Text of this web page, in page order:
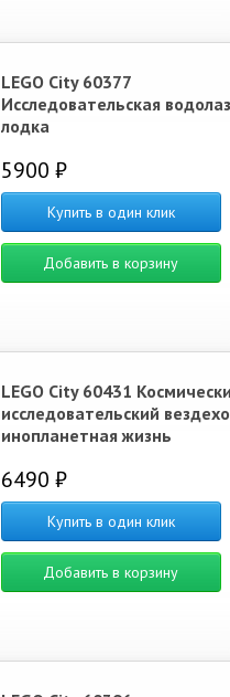
LEGO City 60377
Исследовательская
лодка
5900 ₽
Купить в один клик
Добавить в корзину
LEGO City 60431
исследовательский
инопланетная жизнь
6490 ₽
Купить в один клик
Добавить в корзину